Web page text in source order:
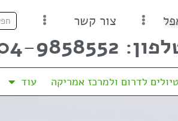
צור קשר
04-9858552
טיולים לדרום ולמרכז אמריקה עוד